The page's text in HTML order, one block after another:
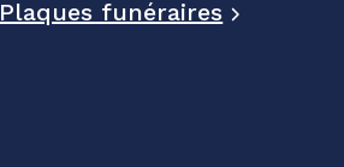
Plaques funéraires